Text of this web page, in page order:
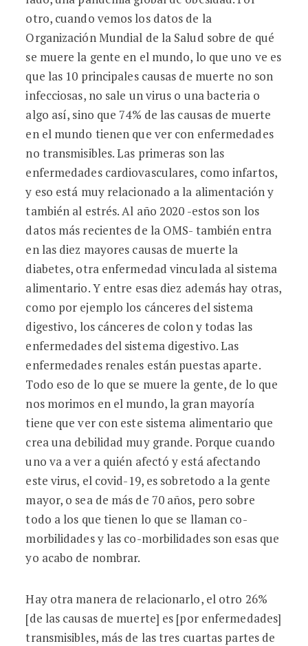
otro, cuando vemos los datos de la
Organización Mundial de la Salud sobre de qué
se muere la gente en el mundo, lo que uno ve es
que las 10 principales causas de muerte no son
infecciosas, no sale un virus o una bacteria o
algo así, sino que 74% de las causas de muerte
en el mundo tienen que ver con enfermedades
no transmisibles. Las primeras son las
enfermedades cardiovasculares, como infartos,
y eso está muy relacionado a la alimentación y
también al estrés. Al año 2020 -estos son los
datos más recientes de la OMS- también entra
en las diez mayores causas de muerte la
diabetes, otra enfermedad vinculada al sistema
alimentario. Y entre esas diez además hay otras,
como por ejemplo los cánceres del sistema
digestivo, los cánceres de colon y todas las
enfermedades del sistema digestivo. Las
enfermedades renales están puestas aparte.
Todo eso de lo que se muere la gente, de lo que
nos morimos en el mundo, la gran mayoría
tiene que ver con este sistema alimentario que
crea una debilidad muy grande. Porque cuando
uno va a ver a quién afectó y está afectando
este virus, el covid-19, es sobretodo a la gente
mayor, o sea de más de 70 años, pero sobre
todo a los que tienen lo que se llaman co-
morbilidades y las co-morbilidades son esas que
yo acabo de nombrar.
Hay otra manera de relacionarlo, el otro 26%
[de las causas de muerte] es [por enfermedades]
transmisibles, más de las tres cuartas partes de